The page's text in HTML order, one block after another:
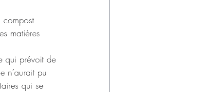
matières
qui prévoit de
n’aurait pu
qui se